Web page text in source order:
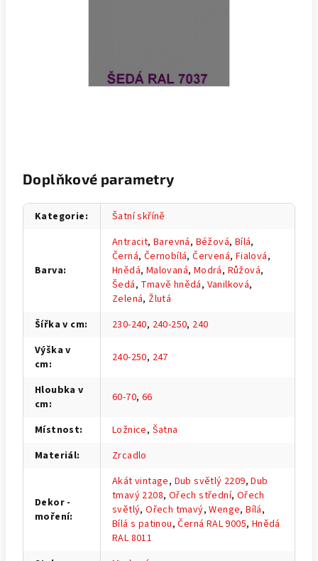
Doplňkové parametry
Kategorie: Šatní skříně
Barva:
Antracit,Barevná, Béžová, Bílá,
Černá, Černobílá,Červená, Fialová,
Hnědá, Malovaná, Modrá, Růžová,
Šedá, Tmavě hnědá, Vanilková,
Zelená, Žlutá
Šířka v cm: 230-240, 240-250, 240
Výška v
cm: 240-250, 247
Hloubka v
cm: 60-70, 66
Místnost: Ložnice, Šatna
Materiál: Zrcadlo
Dekor -
moření:
Akát vintage, Dub světlý 2209,Dub
tmavý 2208, Ořech střední, Ořech
světlý,Ořech tmavý,Wenge,Bílá,
Bílá s patinou,Černá RAL 9005, Hnědá
RAL 8011